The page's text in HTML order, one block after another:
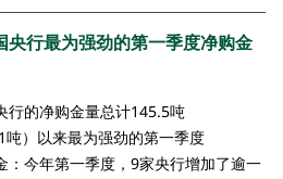
央行最为强劲的第一季度净购金
行的净购金量总计145.5吨
）以来最为强劲的第一季度
：今年第一季度，9家央行增加了逾一